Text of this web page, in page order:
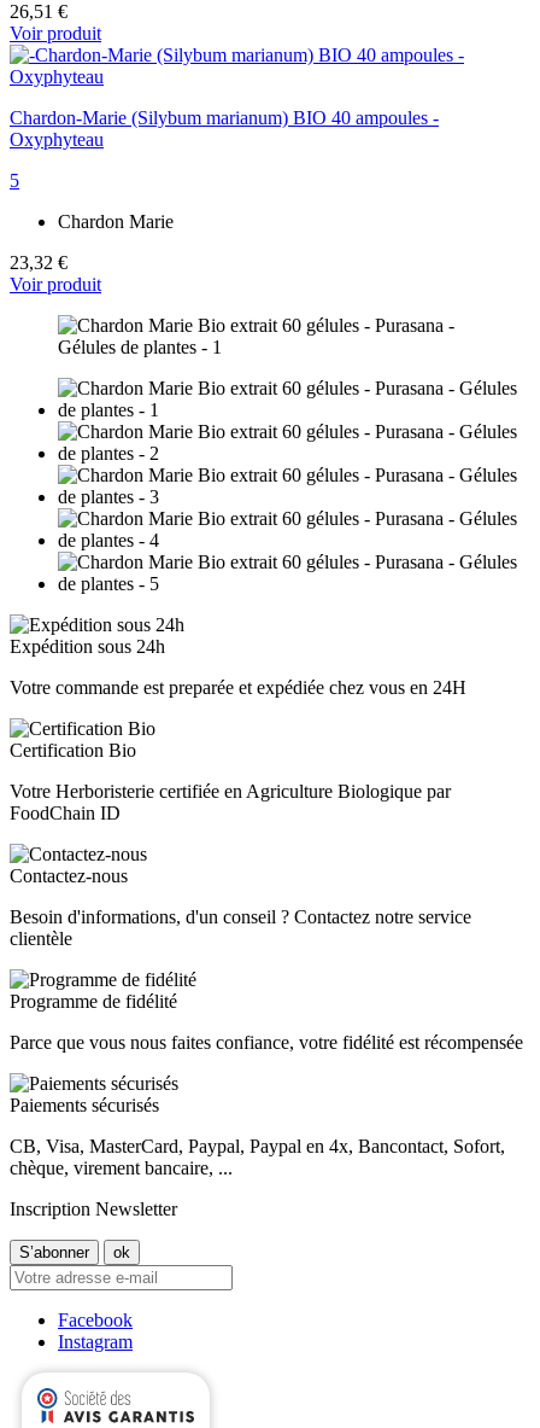
26,51 €
Voir produit
Chardon-Marie (Silybum marianum) BIO 40 ampoules -
Oxyphyteau
5
Chardon Marie
23,32 €
Voir produit
Expédition sous 24h
Votre commande est preparée et expédiée chez vous en 24H
Certification Bio
Votre Herboristerie certifiée en Agriculture Biologique par
FoodChain ID
Contactez-nous
Besoin d'informations, d'un conseil ? Contactez notre service
clientèle
Programme de fidélité
Parce que vous nous faites confiance, votre fidélité est récompensée
Paiements sécurisés
CB, Visa, MasterCard, Paypal, Paypal en 4x, Bancontact, Sofort,
chèque, virement bancaire, ...
Inscription Newsletter
Facebook
Instagram